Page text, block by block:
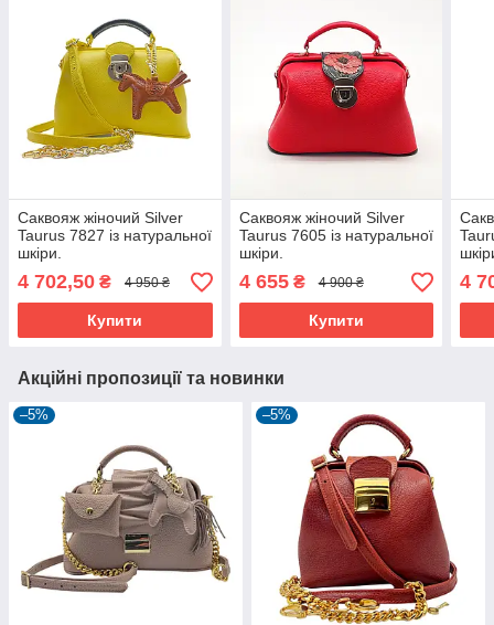
Саквояж жіночий Silver
Taurus 7827 із натуральної
шкіри.
4 702,50 ₴ 4 950 ₴
Купити
Саквояж жіночий Silver
Taurus 7605 із натуральної
шкіри.
4 655₴ 4 900 ₴
Купити
4
Акційні пропозиції та новинки
–5% –5%